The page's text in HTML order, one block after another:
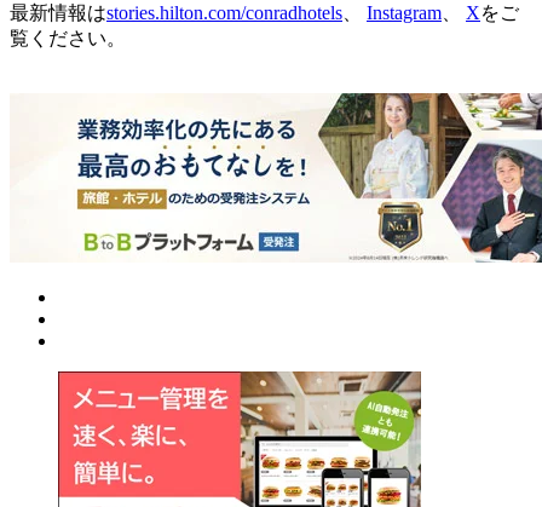
最新情報はstories.hilton.com/conradhotels Instagram Xをご
覧ください。